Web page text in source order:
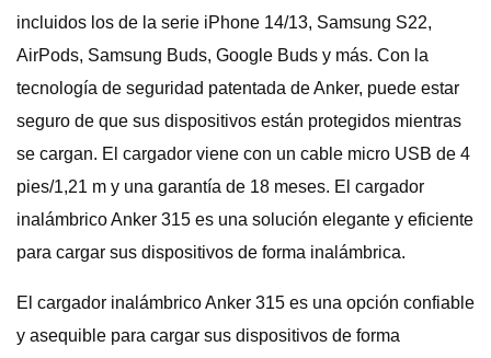
incluidos los de la serie iPhone 14/13, Samsung S22,
AirPods, Samsung Buds, Google Buds y más. Con la
tecnología de seguridad patentada de Anker, puede estar
seguro de que sus dispositivos están protegidos mientras
se cargan. El cargador viene con un cable micro USB de 4
pies/1,21 m y una garantía de 18 meses. El cargador
inalámbrico Anker 315 es una solución elegante y eficiente
para cargar sus dispositivos de forma inalámbrica.
El cargador inalámbrico Anker 315 es una opción confiable
y asequible para cargar sus dispositivos de forma